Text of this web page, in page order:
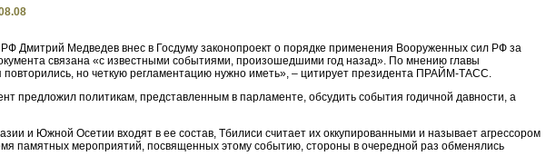
Дмитрий Медведев внес в Госдуму законопроект о порядке применения Вооруженных сил РФ за
связана «с известными событиями, произошедшими год назад». По мнению главы
повторились, но четкую регламентацию нужно иметь», – цитирует президента ПРАЙМ-ТАСС.
предложил политикам, представленным в парламенте, обсудить события годичной давности, а
и Южной Осетии входят в ее состав, Тбилиси считает их оккупированными и называет агрессором
памятных мероприятий, посвященных этому событию, стороны в очередной раз обменялись